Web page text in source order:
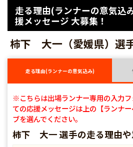
走る理由(ランナーの意気込
援メッセージ 大募集！
柿下 大一（愛媛県）選
走る理由(ランナーの意気込み)
※こちらは出場ランナー専用の入力
ての応援メッセージは上の【ランナ
ブを選んでください。
柿下 大一 選手の走る理由や